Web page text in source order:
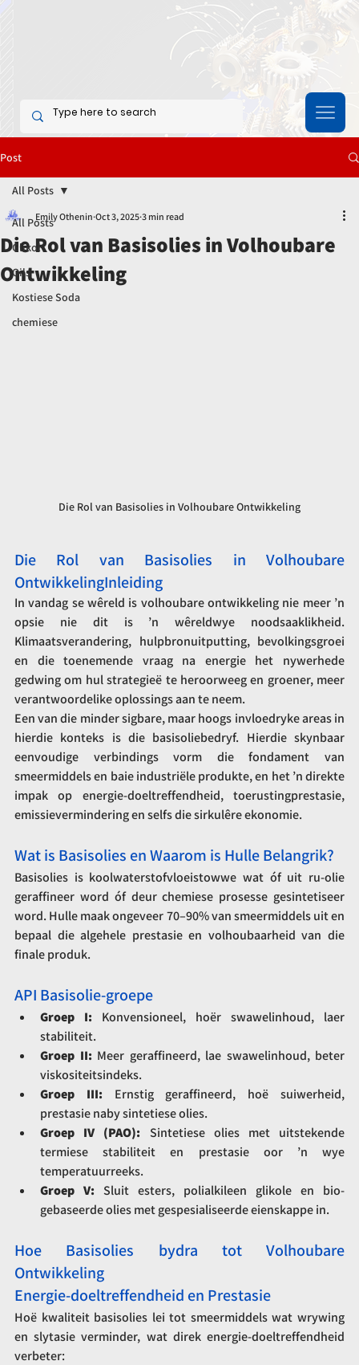
Post
All Posts
Glikol
Oils
Kostiese Soda
chemiese
All Posts
Die Rol van Basisolies in Volhoubare
Ontwikkeling
Emily Othenin Oct 3, 2025 3 min read
Die Rol van Basisolies in Volhoubare Ontwikkeling
Die Rol van Basisolies in Volhoubare
OntwikkelingInleiding
In vandag se wêreld is volhoubare ontwikkeling nie meer ’n
opsie nie dit is ’n wêreldwye noodsaaklikheid.
Klimaatsverandering, hulpbronuitputting, bevolkingsgroei
en die toenemende vraag na energie het nywerhede
gedwing om hul strategieë te heroorweeg en groener, meer
verantwoordelike oplossings aan te neem.
Een van die minder sigbare, maar hoogs invloedryke areas in
hierdie konteks is die basisoliebedryf. Hierdie skynbaar
eenvoudige verbindings vorm die fondament van
smeermiddels en baie industriële produkte, en het ’n direkte
impak op energie-doeltreffendheid, toerustingprestasie,
emissievermindering en selfs die sirkulêre ekonomie.
Wat is Basisolies en Waarom is Hulle Belangrik?
Basisolies is koolwaterstofvloeistowwe wat óf uit ru-olie
geraffineer word óf deur chemiese prosesse gesintetiseer
word. Hulle maak ongeveer 70–90% van smeermiddels uit en
bepaal die algehele prestasie en volhoubaarheid van die
finale produk.
API Basisolie-groepe
Groep I: Konvensioneel, hoër swawelinhoud, laer
stabiliteit.
Groep II: Meer geraffineerd, lae swawelinhoud, beter
viskositeitsindeks.
Groep III: Ernstig geraffineerd, hoë suiwerheid,
prestasie naby sintetiese olies.
Groep IV (PAO): Sintetiese olies met uitstekende
termiese stabiliteit en prestasie oor ’n wye
temperatuurreeks.
Groep V: Sluit esters, polialkileen glikole en bio-
gebaseerde olies met gespesialiseerde eienskappe in.
Hoe Basisolies bydra tot Volhoubare
Ontwikkeling
Energie-doeltreffendheid en Prestasie
Hoë kwaliteit basisolies lei tot smeermiddels wat wrywing
en slytasie verminder, wat direk energie-doeltreffendheid
verbeter: